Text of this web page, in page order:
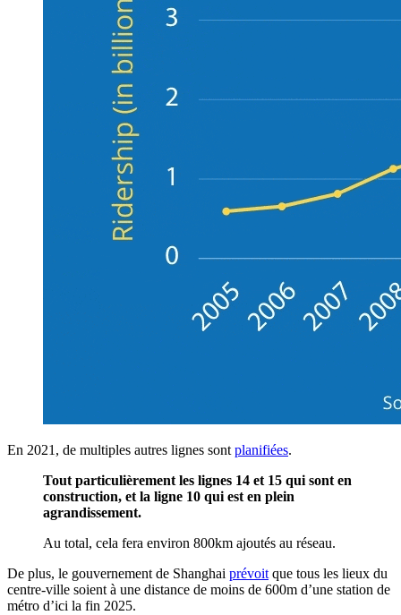
En 2021, de multiples autres lignes sont planifiées.
Tout particulièrement les lignes 14 et 15 qui sont en
construction, et la ligne 10 qui est en plein
agrandissement.
Au total, cela fera environ 800km ajoutés au réseau.
De plus, le gouvernement de Shanghai prévoit que tous les lieux du
centre-ville soient à une distance de moins de 600m d’une station de
métro d’ici la fin 2025.